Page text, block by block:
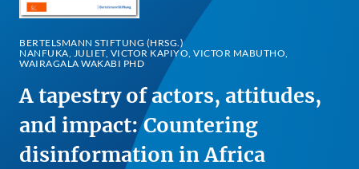
BERTELSMANN STIFTUNG (HRSG.)
NANFUKA, JULIET, VICTOR KAPIYO, VICTOR MABUTHO,
WAIRAGALA WAKABI PHD
A tapestry of actors, attitudes,
and impact: Countering
disinformation in Africa